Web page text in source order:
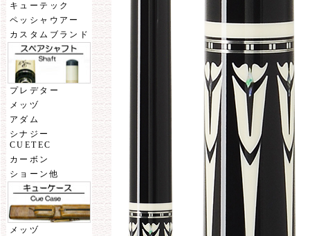
キューテック
ペッシャウアー
カスタムブランド
プレデター
メッヅ
アダム
シナジー
CUETEC
カーボン
ショーン他
メッヅ